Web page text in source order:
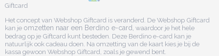
Giftcard
Het concept van Webshop Giftcard is veranderd. De Webshop Giftcard
kan je omzetten naar een Berdino e-card, waardoor je het hele
bedrag op je Giftcard kunt besteden. Deze Berdino e-card kan je
natuurlijk ook cadeau doen. Na omzetting van de kaart kies je bij de
kassa gewoon Webshop Giftcard, zoals je gewend bent.